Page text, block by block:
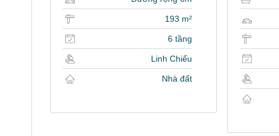
193 m²
6 tầng
Linh Chiểu
Nhà đất